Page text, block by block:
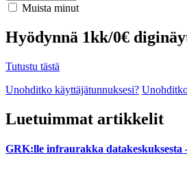
Muista minut
Hyödynnä 1kk/0€
Tutustu tästä
Unohditko käyttäjätunnuksesi?
Luetuimmat artikkelit
GRK:lle infraurakka datakeskuksesta